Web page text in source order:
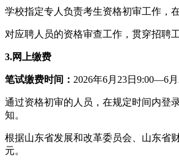
学校指定专人负责考生资格初审工作，
对应聘人员的资格审查工作，贯穿招聘
3.网上缴费
笔试缴费时间： 2026年6月 23日9:00—6月
通过资格初审的人员，在规定时间内登
知。
根据山东省发展和改革委员会、山东省
元。